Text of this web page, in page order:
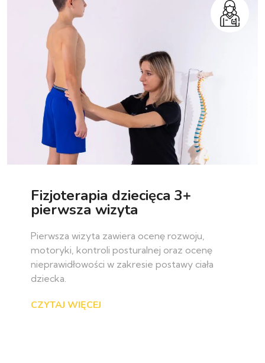
Fizjoterapia dziecięca 3+
pierwsza wizyta
Pierwsza wizyta zawiera ocenę rozwoju,
motoryki, kontroli posturalnej oraz ocenę
nieprawidłowości w zakresie postawy ciała
dziecka.
CZYTAJ WIĘCEJ